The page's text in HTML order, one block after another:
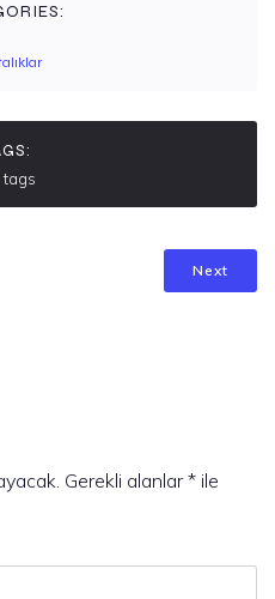
tags
Next
Gerekli alanlar* ile